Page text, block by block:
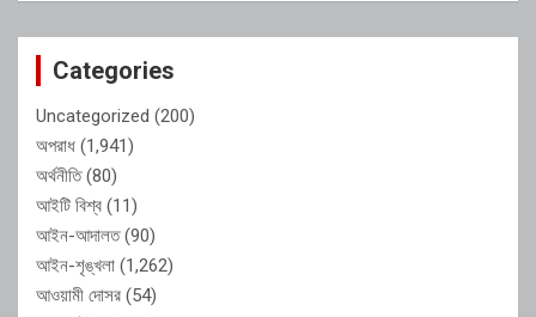
Categories
Uncategorized (200)
অপরাধ (1,941)
অর্থনীতি(80)
আইটি বিশ্ব (11)
আইন-আদালত(90)
আইন-শৃঙ্খলা (1,262)
আওয়ামী দোসর (54)